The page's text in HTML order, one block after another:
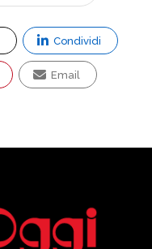
Condividi
Email